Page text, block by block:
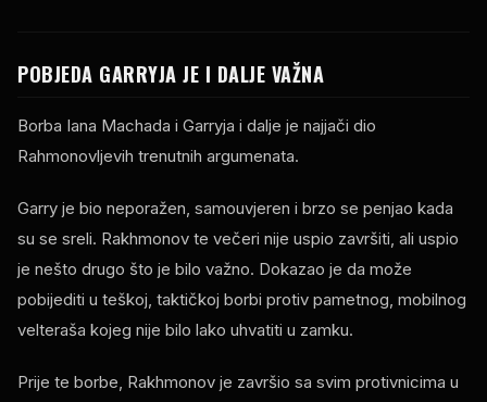
POBJEDA GARRYJA JE I DALJE VAŽNA
Borba Iana Machada i Garryja i dalje je najjači dio
Rahmonovljevih trenutnih argumenata.
Garry je bio neporažen, samouvjeren i brzo se penjao kada
su se sreli. Rakhmonov te večeri nije uspio završiti, ali uspio
je nešto drugo što je bilo važno. Dokazao je da može
pobijediti u teškoj, taktičkoj borbi protiv pametnog, mobilnog
velteraša kojeg nije bilo lako uhvatiti u zamku.
Prije te borbe, Rakhmonov je završio sa svim protivnicima u